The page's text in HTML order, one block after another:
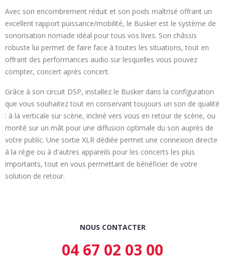
Avec son encombrement réduit et son poids maîtrisé offrant un
excellent rapport puissance/mobilité, le Busker est le système de
sonorisation nomade idéal pour tous vos lives. Son châssis
robuste lui permet de faire face à toutes les situations, tout en
offrant des performances audio sur lesquelles vous pouvez
compter, concert après concert.
Grâce à son circuit DSP, installez le Busker dans la configuration
que vous souhaitez tout en conservant toujours un son de qualité
: à la verticale sur scène, incliné vers vous en retour de scène, ou
monté sur un mât pour une diffusion optimale du son auprès de
votre public. Une sortie XLR dédiée permet une connexion directe
à la régie ou à d'autres appareils pour les concerts les plus
importants, tout en vous permettant de bénéficier de votre
solution de retour.
NOUS CONTACTER
04 67 02 03 00